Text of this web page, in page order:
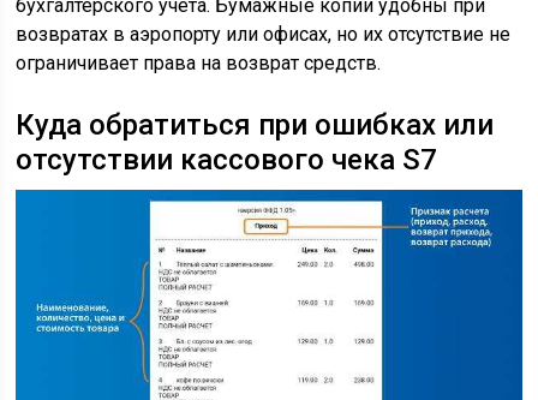
бухгалтерского учета. Бумажные копии удобны при
возвратах в аэропорту или офисах, но их отсутствие не
ограничивает права на возврат средств.
Куда обратиться при ошибках или
отсутствии кассового чека S7